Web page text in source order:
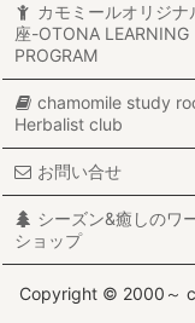
カモミールオリジナ
座-OTONA LEARNING
PROGRAM
chamomile study
Herbalist club
お問い合せ
シーズン&癒しのワ
ショップ
Copyright © 2000～